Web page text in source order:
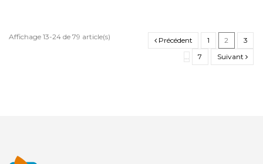
Affichage 13-24 de 79 article(s) Précédent 1 2
3
7 Suivant